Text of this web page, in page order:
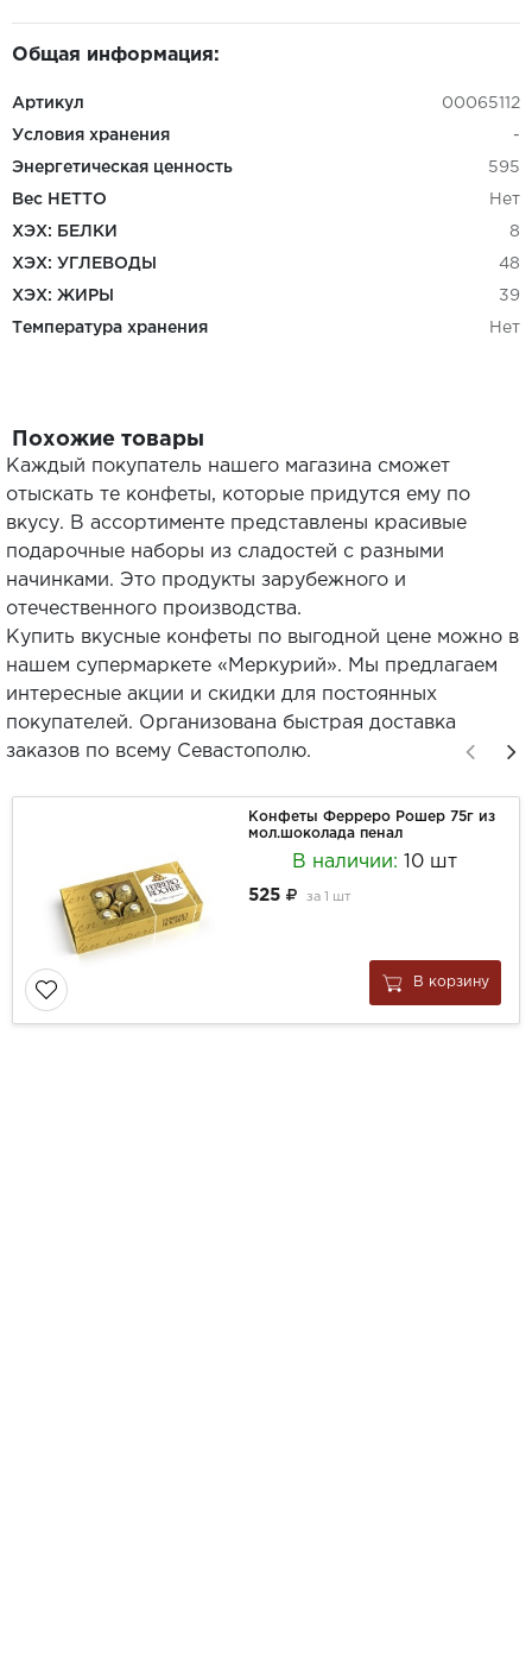
Общая информация:
Артикул 00065112
Условия хранения -
Энергетическая ценность 595
Вес НЕТТО Нет
ХЭХ: БЕЛКИ 8
ХЭХ: УГЛЕВОДЫ 48
ХЭХ: ЖИРЫ 39
Температура хранения Нет
Похожие товары
Каждый покупатель нашего магазина сможет
отыскать те конфеты, которые придутся ему по
вкусу. В ассортименте представлены красивые
подарочные наборы из сладостей с разными
начинками. Это продукты зарубежного и
отечественного производства.
Купить вкусные конфеты по выгодной цене можно в
нашем супермаркете «Меркурий». Мы предлагаем
интересные акции и скидки для постоянных
покупателей. Организована быстрая доставка
заказов по всему Севастополю.
Конфеты Ферреро Рошер 75г из
мол.шоколада пенал
В наличии: 10 шт
525 за 1 шт
В корзину